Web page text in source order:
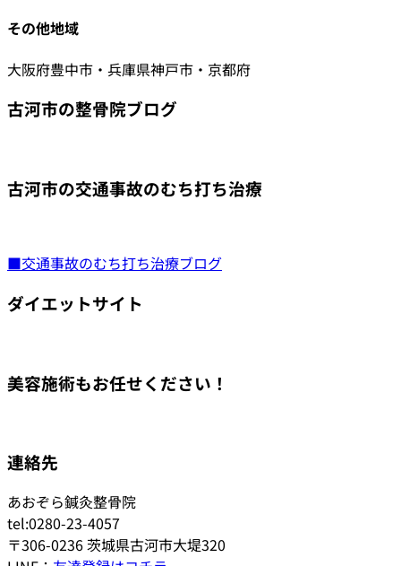
その他地域
大阪府豊中市・兵庫県神戸市・京都府
古河市の整骨院ブログ
古河市の交通事故のむち打ち治療
■交通事故のむち打ち治療ブログ
ダイエットサイト
美容施術もお任せください！
連絡先
あおぞら鍼灸整骨院
tel:0280-23-4057
〒306-0236 茨城県古河市大堤320